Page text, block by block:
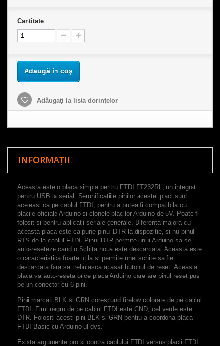
Cantitate
Adaugă în coş
Adăugaţi la lista dorinţelor
INFORMAȚII
Aceasta este o placa simpla pentru FTDI FT232RL, un integrat
pentru USB la serial. Semnificatiile pinilor acestei placi sunt
aceleasi ca pe cablul FTDI, pentru a putea fi compatibila cu
placile oficiale Arduino si clonele placilor Arduino de 5V. Poate fi
folosit si pentru aplicatii seriale generale. Diferenta majora cu
aceasta placa este ca pune pinul DTR la dispozitie, si nu pinul
RTS de la cablul FTDI. Pinul DTR permite unui Arduino sa se
auto-reseteze cand o Schita noua este descarcata. Aceasta este
o caracteristica foarte utila si permite unei schite sa fie
descarcata fara sa trebuiasca apasat butonul de reset. Aceasta
placa va auto-reseta orice placa Arduino care are pinul reset pus
pe un conector cu 6 pini.
Pinii marcati BLK si GRN corespund firelow colorate de pe cablul
FTDI. Firul negru de pe cablul FTDI este GND, cel verde este
DTR. Folositi acesti pini BLK si GRN pentru a coordona placa
FTDI Basic cu Arduino-ul dvs.
Exista argumente pro si contra cablului FTDI versus placii FTDI